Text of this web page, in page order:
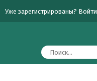
Уже зарегистрированы? Войти